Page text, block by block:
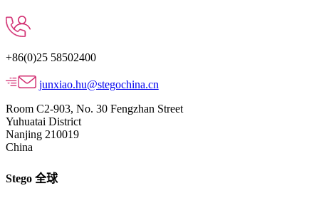
+86(0)25 58502400
junxiao.hu@stegochina.cn
Room C2-903, No. 30 Fengzhan Street
Yuhuatai District
Nanjing 210019
China
Stego 全球